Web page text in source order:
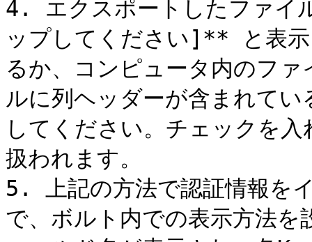
4. エクスポートしたファ
ップしてください]** と表示
るか、コンピュータ内のフ
ルに列ヘッダーが含まれて
してください。チェックを
扱われます。
5. 上記の方法で認証情報を
で、ボルト内での表示方法を